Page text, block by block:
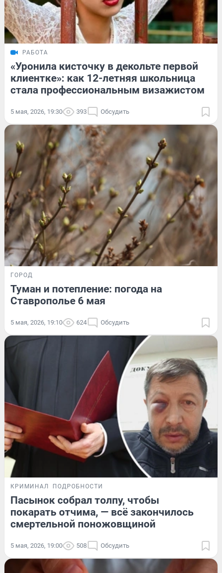
РАБОТА
«Уронила кисточку в декольте первой
клиентке»: как 12-летняя школьница
стала профессиональным визажистом
5 мая, 2026, 19:30 393 Обсудить
ГОРОД
Туман и потепление: погода на
Ставрополье 6 мая
5 мая, 2026, 19:10 624 Обсудить
КРИМИНАЛ ПОДРОБНОСТИ
Пасынок собрал толпу, чтобы
покарать отчима, — всё закончилось
смертельной поножовщиной
5 мая, 2026, 19:00 508 Обсудить